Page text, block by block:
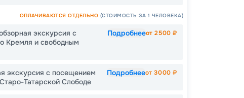
ОПЛАЧИВАЮТСЯ ОТДЕЛЬНО (СТОИМОСТЬ ЗА 1 ЧЕЛОВЕКА)
экскурсия с
Кремля и свободным
Подробнееот2500 ₽
экскурсия с посещением
Татарской Слободе
Подробнееот3000 ₽